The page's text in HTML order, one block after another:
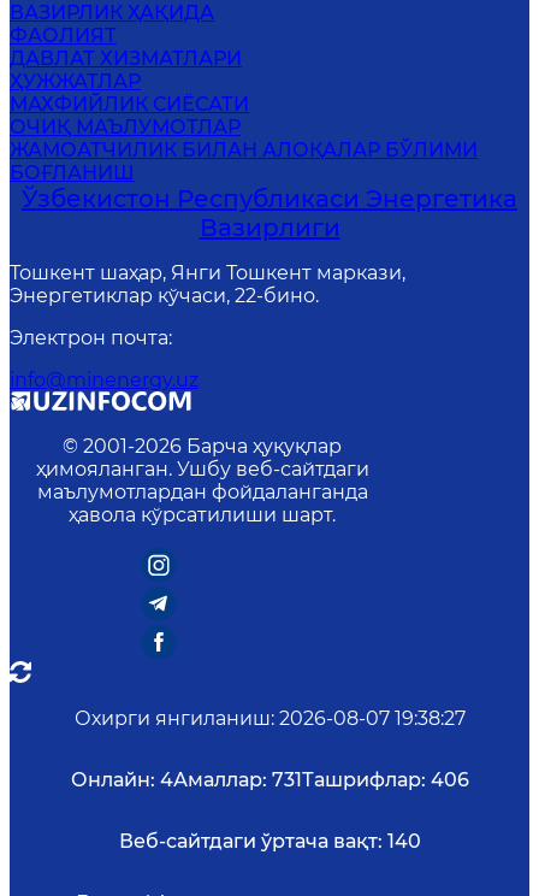
ВАЗИРЛИК ҲАҚИДА
ФАОЛИЯТ
ДАВЛАТ ХИЗМАТЛАРИ
ҲУЖЖАТЛАР
МАХФИЙЛИК СИЁСАТИ
ОЧИҚ МАЪЛУМОТЛАР
ЖАМОАТЧИЛИК БИЛАН АЛОҚАЛАР БЎЛИМИ
БОҒЛАНИШ
Ўзбекистон Республикаси Энергетика
Вазирлиги
Тошкент шаҳар, Янги Тошкент маркази,
Энергетиклар кўчаси, 22-бино.
Электрон почта:
info@minenergy.uz
© 2001-2026 Барча ҳуқуқлар
ҳимояланган. Ушбу веб-сайтдаги
маълумотлардан фойдаланганда
ҳавола кўрсатилиши шарт.
Охирги янгиланиш: 2026-08-07 19:38:27
Онлайн: 4Амаллар: 731Ташрифлар: 406
Веб-сайтдаги ўртача вақт: 140